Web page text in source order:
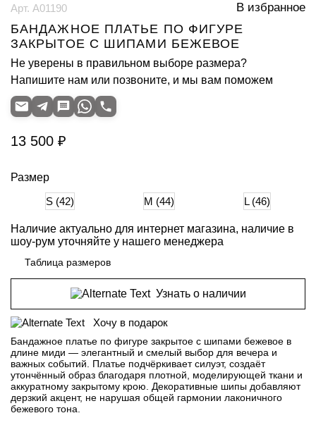
Арт. А01190 В избранное
БАНДАЖНОЕ ПЛАТЬЕ ПО ФИГУРЕ
ЗАКРЫТОЕ С ШИПАМИ БЕЖЕВОЕ
Не уверены в правильном выборе размера?
Напишите нам или позвоните, и мы вам поможем
13 500 ₽
Размер
S (42)
M (44) L (46)
Наличие актуально для интернет магазина, наличие в
шоу-рум уточняйте у нашего менеджера
Таблица размеров
Узнать о наличии
Хочу в подарок
Бандажное платье по фигуре закрытое с шипами бежевое в
длине миди — элегантный и смелый выбор для вечера и
важных событий. Платье подчёркивает силуэт, создаёт
утончённый образ благодаря плотной, моделирующей ткани и
аккуратному закрытому крою. Декоративные шипы добавляют
дерзкий акцент, не нарушая общей гармонии лаконичного
бежевого тона.